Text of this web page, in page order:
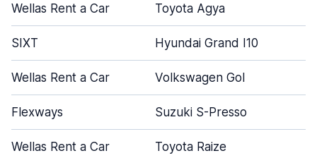
Wellas Rent a Car Toyota Agya
SIXT Hyundai Grand I10
Wellas Rent a Car Volkswagen Gol
Flexways Suzuki S-Presso
Wellas Rent a Car Toyota Raize